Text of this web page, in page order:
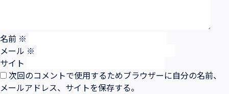
名前 ※
メール ※
サイト
次回のコメントで使用するためブラウザーに自分の名前、
メールアドレス、サイトを保存する。